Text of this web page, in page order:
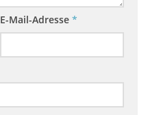
E-Mail-Adresse *